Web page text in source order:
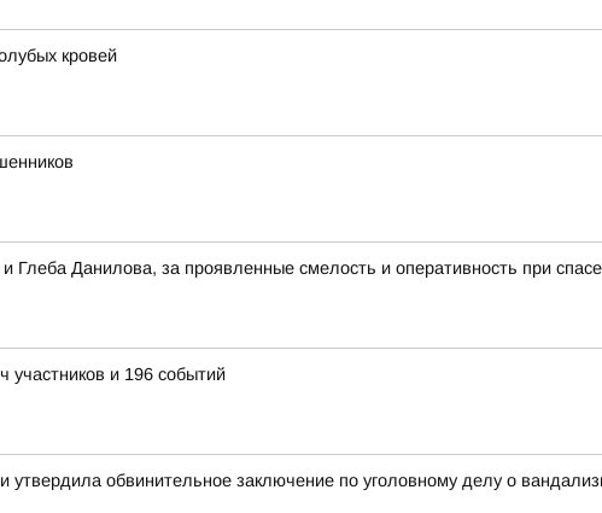
кровей
Глеба Данилова, за проявленные смелость и оперативность при
участников и 196 событий
утвердила обвинительное заключение по уголовному делу о